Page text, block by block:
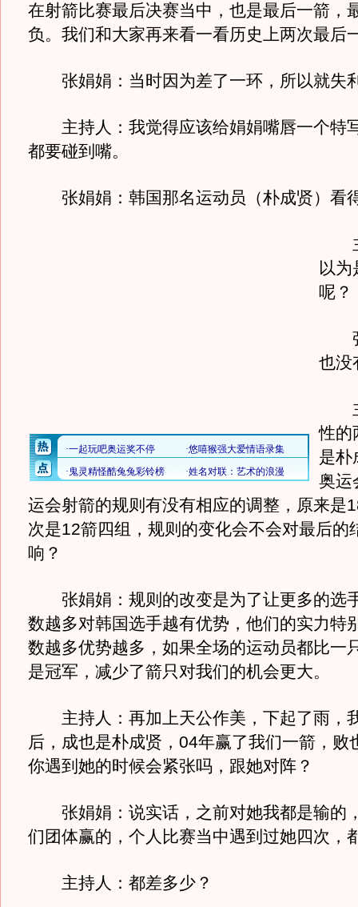
在射箭比赛最后决赛当中，也是最后一箭，
负。我们和大家再来看一看历史上两次最后
张娟娟：当时因为差了一环，所以就失
主持人：我觉得应该给娟娟嘴唇一个特
都要碰到嘴。
张娟娟：韩国那名运动员（朴成贤）看
主
以为
呢？
张
也没
主
性的
是朴
奥运
运会射箭的规则有没有相应的调整，原来是
次是12箭四组，规则的变化会不会对最后的
响？
张娟娟：规则的改变是为了让更多的选
数越多对韩国选手越有优势，他们的实力特
数越多优势越多，如果全场的运动员都比一
是冠军，减少了箭只对我们的机会更大。
主持人：再加上天公作美，下起了雨，
后，成也是朴成贤，04年赢了我们一箭，败
你遇到她的时候会紧张吗，跟她对阵？
张娟娟：说实话，之前对她我都是输的
们团体赢的，个人比赛当中遇到过她四次，
主持人：都差多少？